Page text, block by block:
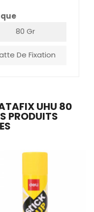
80 Gr
De Fixation
UHU 80
PRODUITS